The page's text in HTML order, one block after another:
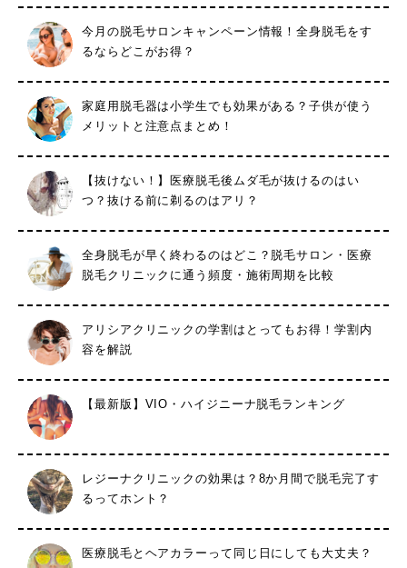
今月の脱毛サロンキャンペーン情報！全身脱毛をす
るならどこがお得？
家庭用脱毛器は小学生でも効果がある？子供が使う
メリットと注意点まとめ！
【抜けない！】医療脱毛後ムダ毛が抜けるのはい
つ？抜ける前に剃るのはアリ？
全身脱毛が早く終わるのはどこ？脱毛サロン・医療
脱毛クリニックに通う頻度・施術周期を比較
アリシアクリニックの学割はとってもお得！学割内
容を解説
【最新版】VIO・ハイジニーナ脱毛ランキング
レジーナクリニックの効果は？8か月間で脱毛完了す
るってホント？
医療脱毛とヘアカラーって同じ日にしても大丈夫？